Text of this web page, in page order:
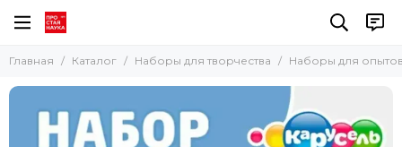
Наборы для творчества
Наборы для опытов
Наборы для рисования в технике Эбру
Главная Каталог Наборы для творчества Наборы для